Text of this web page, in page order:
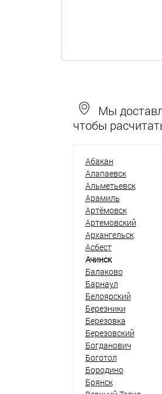
Мы
чтобы
Абакан
Алапаевск
Альметьевск
Арамиль
Артёмовск
Артемовский
Архангельск
Асбест
Ачинск
Балаково
Барнаул
Белоярский
Березники
Березовка
Березовский
Богданович
Боготол
Бородино
Брянск